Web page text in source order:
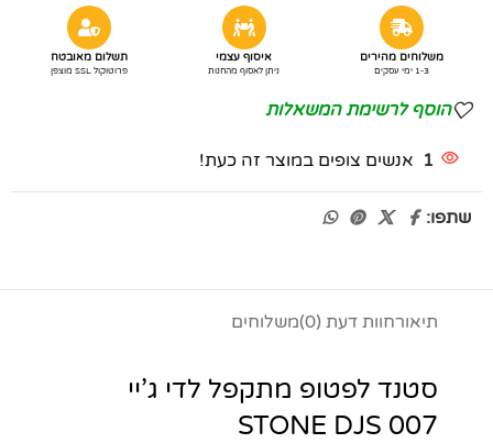
משלוחים מהירים
1-3 ימי עסקים
איסוף עצמי
ניתן לאסוף מהחנות
תשלום מאובטח
פרוטוקול SSL מוצפן
הוסף לרשימת המשאלות
1 אנשים צופים במוצר זה כעת!
שתפו:
תיאורחוות דעת (0) משלוחים
סטנד לפטופ מתקפל לדי ג’יי
STONE DJS 007